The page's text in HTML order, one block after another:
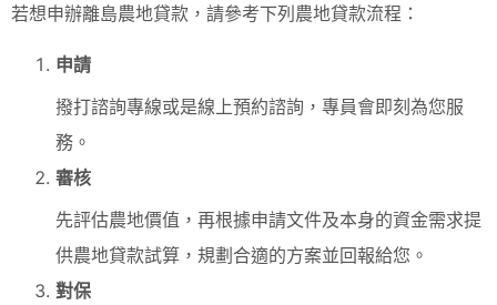
若想申辦離島農地貸款，請參考下列農地貸款流程：
申請
撥打諮詢專線或是線上預約諮詢，專員會即刻為您服
務。
審核
先評估農地價值，再根據申請文件及本身的資金需求提
供農地貸款試算，規劃合適的方案並回報給您。
對保